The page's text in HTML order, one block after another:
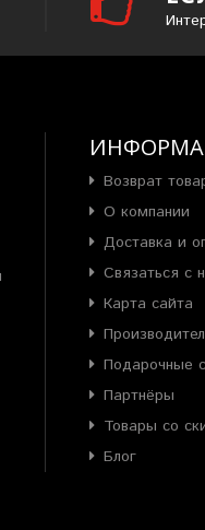
Возврат
О компании
Доставка и
Связаться с
Карта сайта
Подарочные
Партнёры
Товары со
Блог